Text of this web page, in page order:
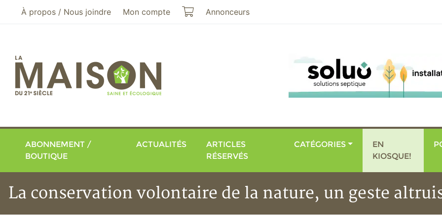
Aller au menu principal
Aller au contenu principal
À propos / Nous joindre Mon compte Mon panier
Annonceurs
ABONNEMENT /
BOUTIQUE
ACTUALITÉS
ARTICLES
RÉSERVÉS
CATÉGORIES
EN
KIOSQUE!
La conservation volontaire de la nature, un geste